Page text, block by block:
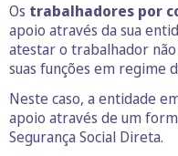
Os trabalhadores por
apoio através da sua
atestar o trabalhador
suas funções em regime
Neste caso, a entidade
apoio através de um
Segurança Social Direta.